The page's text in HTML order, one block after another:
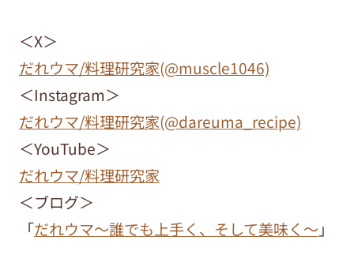
＜X＞
だれウマ/料理研究家(@muscle1046)
＜Instagram＞
だれウマ/料理研究家(@dareuma_recipe)
＜YouTube＞
だれウマ/料理研究家
＜ブログ＞
「だれウマ～誰でも上手く、そして美味く～ 」